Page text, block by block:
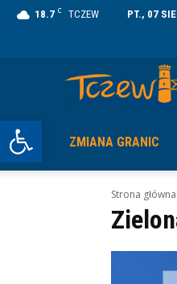
Otwórz pasek narzędzi
18.7 C TCZEW PT., 07
ZMIANA GRANIC
Strona główna